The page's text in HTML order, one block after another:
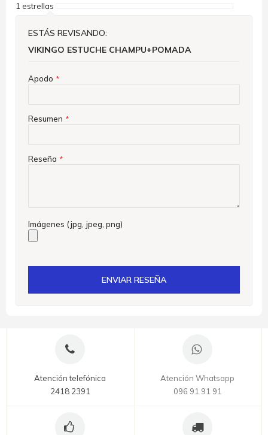
1 estrellas
ESTÁS REVISANDO:
VIKINGO ESTUCHE CHAMPU+POMADA
Apodo
Resumen
Reseña
Imágenes (jpg, jpeg, png)
ENVIAR RESEÑA
Atención telefónica
2418 2391
Atención Whatsapp
096 91 91 91